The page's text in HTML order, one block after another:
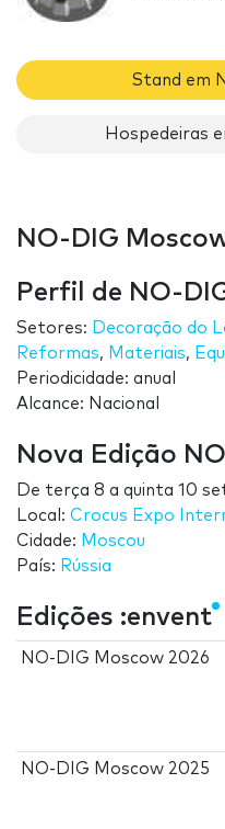
Stand em
Hospedeiras
NO-DIG
Perfil de NO-
Setores: Decoração do
Reformas, Materiais,
Periodicidade: anual
Alcance: Nacional
Nova Edição
De terça 8 a quinta 10
Local: Crocus Expo
Cidade: Moscou
País: Rússia
Edições :envent
NO-DIG Moscow 2026
NO-DIG Moscow 2025